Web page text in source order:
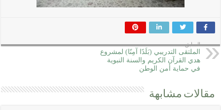
السابق
الملتقى التدريبي (بَلَدًا آمِنًا) لمشروع
هدي القرآن الكريم والسنة النبوية
في حماية أمن الوطن
مقالات مشابهة